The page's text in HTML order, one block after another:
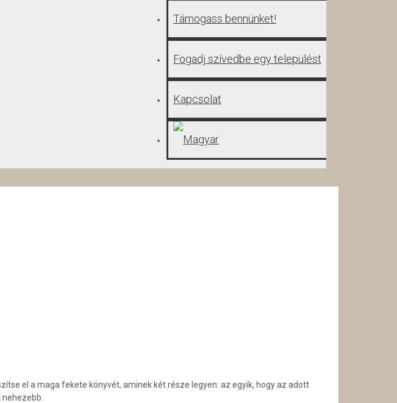
Támogass bennünket!
Fogadj szívedbe egy települést
Kapcsolat
el a maga fekete könyvét, aminek két része legyen: az egyik, hogy az adott